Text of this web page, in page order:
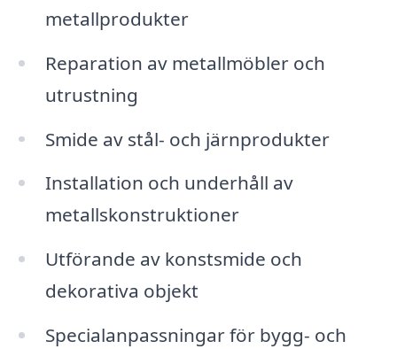
metallprodukter
Reparation av metallmöbler och
utrustning
Smide av stål- och järnprodukter
Installation och underhåll av
metallskonstruktioner
Utförande av konstsmide och
dekorativa objekt
Specialanpassningar för bygg- och